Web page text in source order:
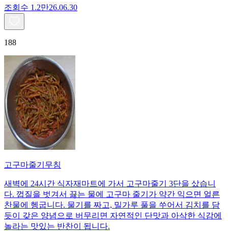
조회수 1.2만26.06.30
188
고구마줄기무침
새벽에 24시간 식자재마트에 가서 고구마줄기 3단을 샀습니
다. 껍질을 벗겨서 끓는 물에 고구마 줄기가 약간 익으면 얼른
찬물에 헹굽니다. 물기를 짜고, 밀가루 풀을 쑤어서 김치를 담
듯이 갖은 양념으로 버무리면 자연적인 단맛과 아삭한 식감에
놀라는 맛있는 반찬이 됩니다.